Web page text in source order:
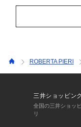
ROBERTA PIERI
三井ショッピン
全国の三井ショッ
リ